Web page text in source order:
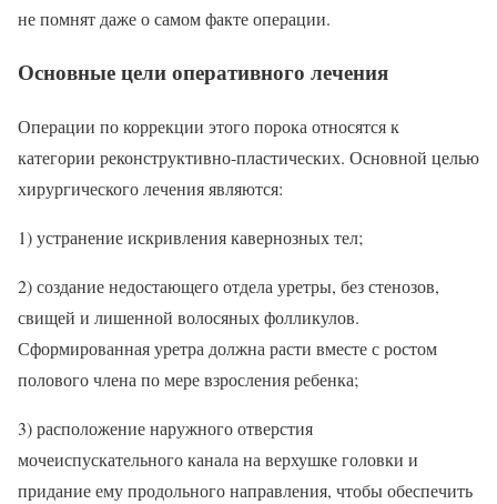
не помнят даже о самом факте операции.
Основные цели оперативного лечения
Операции по коррекции этого порока относятся к
категории реконструктивно-пластических. Основной целью
хирургического лечения являются:
1) устранение искривления кавернозных тел;
2) создание недостающего отдела уретры, без стенозов,
свищей и лишенной волосяных фолликулов.
Сформированная уретра должна расти вместе с ростом
полового члена по мере взросления ребенка;
3) расположение наружного отверстия
мочеиспускательного канала на верхушке головки и
придание ему продольного направления, чтобы обеспечить